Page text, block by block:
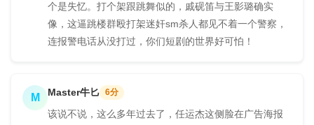
个是失忆。打个架跟跳舞似的，戚砚笛与王影璐确实
像，这逼跳楼群殴打架迷奸sm杀人都见不着一个警察，
连报警电话从没打过，你们短剧的世界好可怕！
M Master牛匕 6分
该说不说，这么多年过去了，任运杰这侧脸在广告海报